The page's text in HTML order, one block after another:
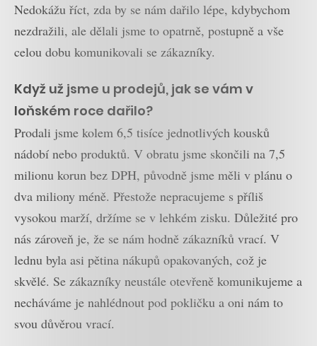
Nedokážu říct, zda by se nám dařilo lépe, kdybychom
nezdražili, ale dělali jsme to opatrně, postupně a vše
celou dobu komunikovali se zákazníky.
Když už jsme u prodejů, jak se vám v
loňském roce dařilo?
Prodali jsme kolem 6,5 tisíce jednotlivých kousků
nádobí nebo produktů. V obratu jsme skončili na 7,5
milionu korun bez DPH, původně jsme měli v plánu o
dva miliony méně. Přestože nepracujeme s příliš
vysokou marží, držíme se v lehkém zisku. Důležité pro
nás zároveň je, že se nám hodně zákazníků vrací. V
lednu byla asi pětina nákupů opakovaných, což je
skvělé. Se zákazníky neustále otevřeně komunikujeme a
necháváme je nahlédnout pod pokličku a oni nám to
svou důvěrou vrací.